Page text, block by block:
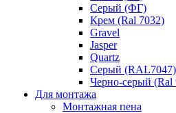
Серый (ФГ)
Крем (Ral 7032)
Gravel
Jasper
Quartz
Серый (RAL7047)
Черно-серый (Ral
Для монтажа
Монтажная пена